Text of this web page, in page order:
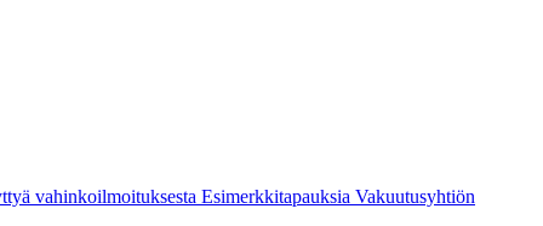
vahinkoilmoituksesta Esimerkkitapauksia Vakuutusyhtiön